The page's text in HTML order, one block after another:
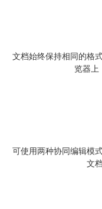
文档始终保持相同的格
览器上
可使用两种协同编辑模
文